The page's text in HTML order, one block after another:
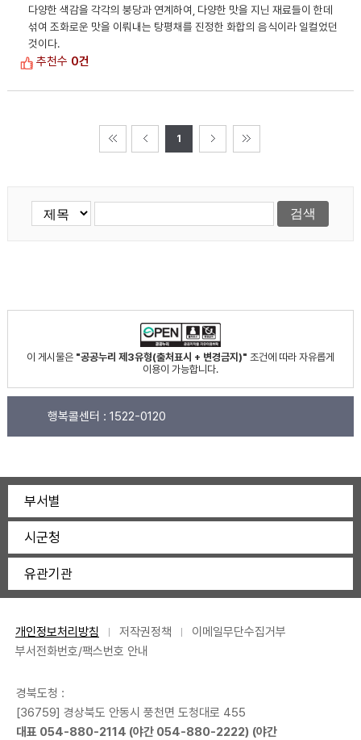
다양한 색감을 각각의 붕당과 연계하여, 다양한 맛을 지닌 재료들이 한데
섞여 조화로운 맛을 이뤄내는 탕평채를 진정한 화합의 음식이라 일컬었던
것이다.
추천수 0건
1
이 게시물은 "공공누리 제3유형(출처표시 + 변경금지)" 조건에 따라 자유롭게
이용이 가능합니다.
행복콜센터 : 1522-0120
부서별
시군청
유관기관
개인정보처리방침 저작권정책
이메일무단수집거부
부서전화번호/팩스번호 안내
경북도청 :
[36759] 경상북도 안동시 풍천면 도청대로 455
대표 054-880-2114 (야간 054-880-2222) (야간